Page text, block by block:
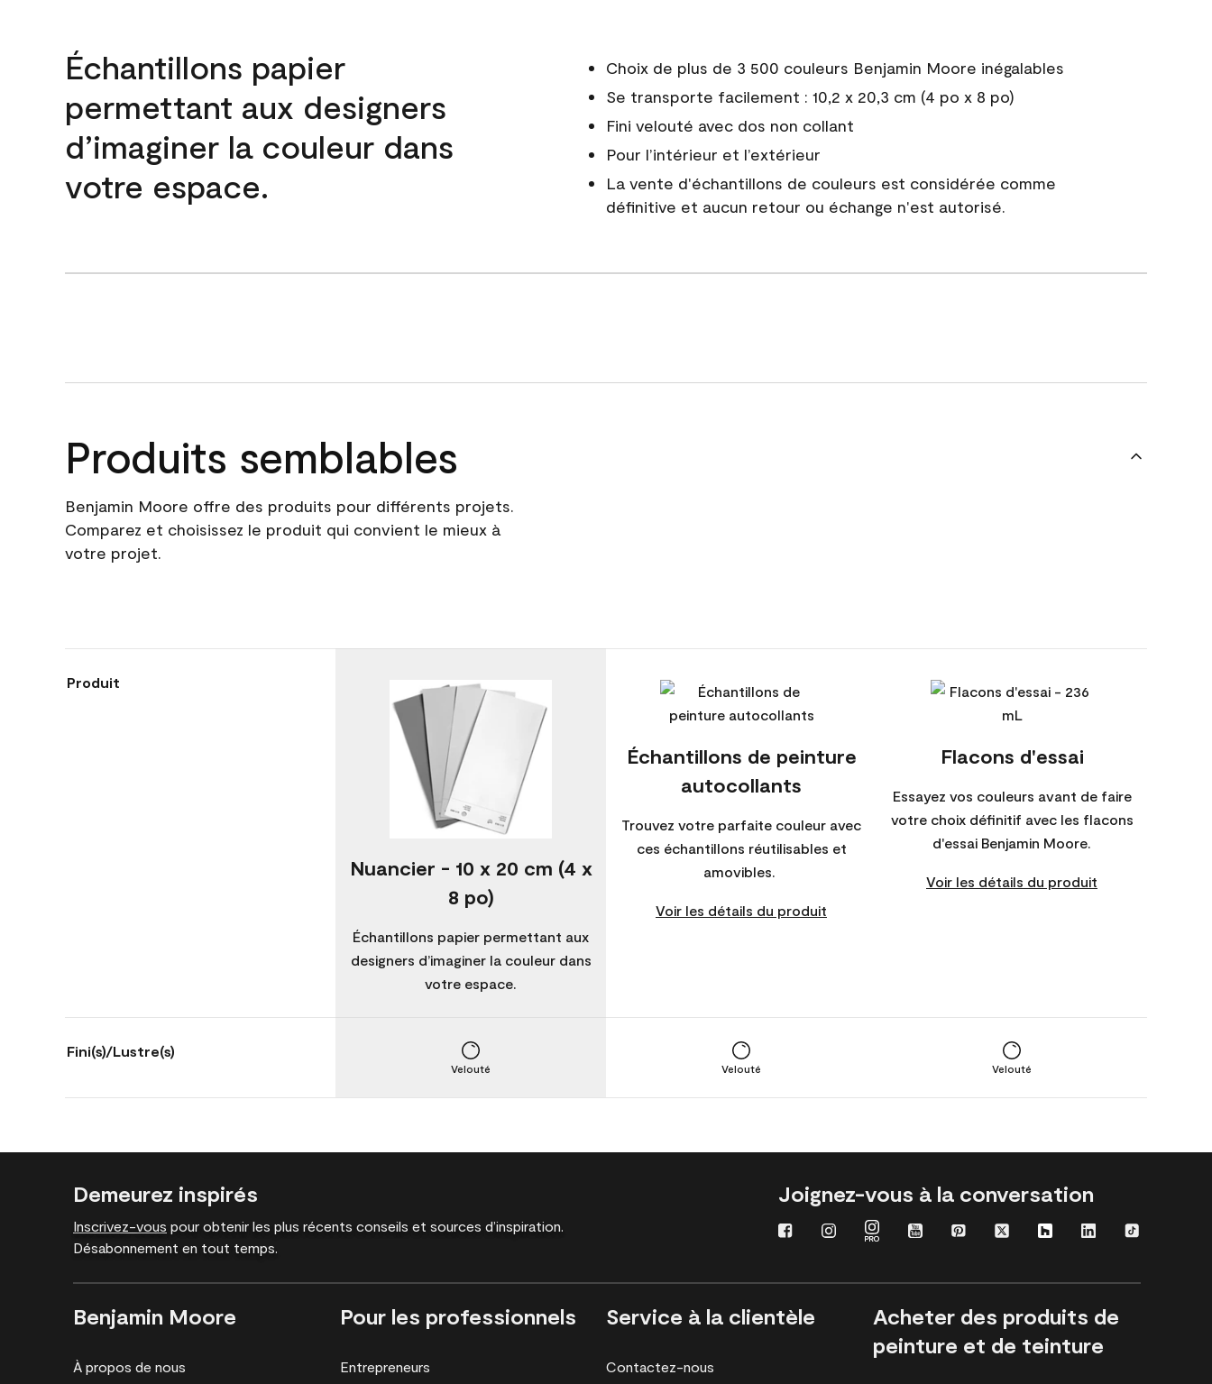
Échantillons papier
permettant aux designers
d’imaginer la couleur dans
votre espace.
Choix de plus de 3 500 couleurs Benjamin Moore inégalables
Se transporte facilement : 10,2 x 20,3 cm (4 po x 8 po)
Fini velouté avec dos non collant
Pour l’intérieur et l’extérieur
La vente d'échantillons de couleurs est considérée comme
définitive et aucun retour ou échange n'est autorisé.
Produits semblables
Benjamin Moore offre des produits pour différents projets.
Comparez et choisissez le produit qui convient le mieux à
votre projet.
Produit
Nuancier - 10 x 20 cm (4 x
8 po)
Échantillons papier permettant aux
designers d’imaginer la couleur dans
votre espace.
Échantillons de peinture
autocollants
Trouvez votre parfaite couleur avec
ces échantillons réutilisables et
amovibles.
Voir les détails du produit
Flacons d'essai
Essayez vos couleurs avant de faire
votre choix définitif avec les flacons
d'essai Benjamin Moore.
Voir les détails du produit
Fini(s)/Lustre(s)
Velouté Velouté Velouté
Demeurez inspirés
Inscrivez-vous pour obtenir les plus récents conseils et sources d’inspiration.
Désabonnement en tout temps.
Joignez-vous à la conversation
Benjamin Moore
À propos de nous
Pour les professionnels
Entrepreneurs
Service à la clientèle
Contactez-nous
Acheter des produits de
peinture et de teinture